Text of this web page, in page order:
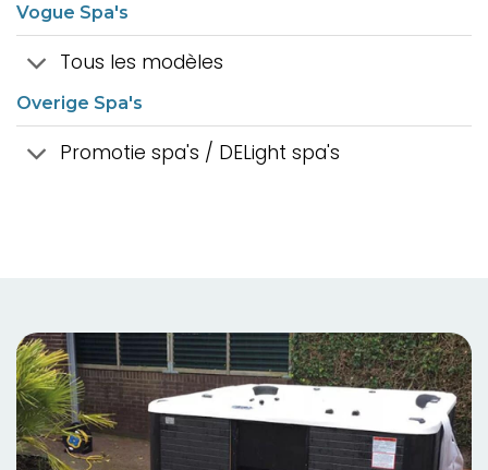
Vogue Spa's
Tous les modèles
Overige Spa's
Promotie spa's / DELight spa's